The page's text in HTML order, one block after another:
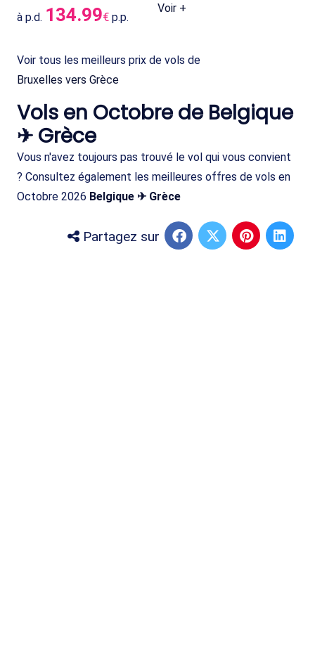
à p.d. 134.99€ p.p.
Voir +
Voir tous les meilleurs prix de vols de
Bruxelles vers Grèce
Vols en Octobre de Belgique
✈ Grèce
Vous n'avez toujours pas trouvé le vol qui vous convient
? Consultez également les meilleures offres de vols en
Octobre 2026 Belgique ✈ Grèce
Partagez sur